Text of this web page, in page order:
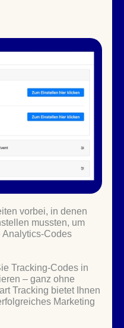
vorbei, in denen
mussten, um
Codes
Tracking-Codes in
– ganz ohne
Tracking bietet Ihnen
Marketing